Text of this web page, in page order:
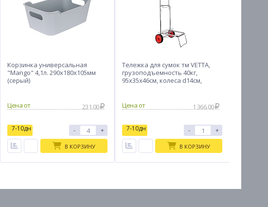
Корзинка универсальная
"Mango" 4,1л. 290х180х105мм
(серый)
231.00
7-10дн - +
В КОРЗИНУ
Тележка для сумок тм VETTA,
грузоподъемность 40кг,
95х35х46см, колеса d14см,
1 366.00
7-10дн - +
В КОРЗИНУ